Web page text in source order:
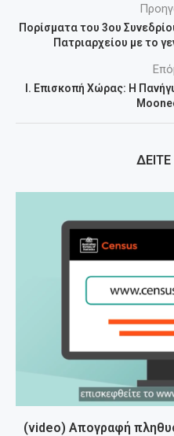
Πορίσματα του 3ου
Πατριαρχείου με το
Ι. Επισκοπή Χώρας: Η
ΔΕΙΤΕ
(video) Απογραφή